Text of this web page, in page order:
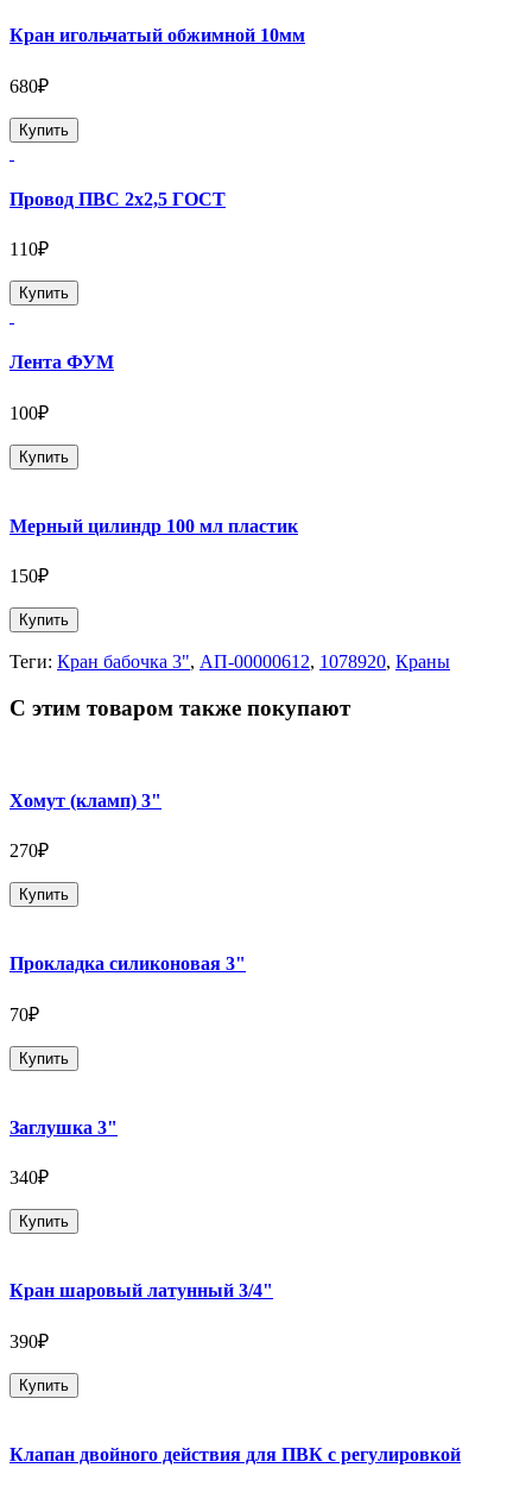
Кран игольчатый обжимной 10мм
680₽
Купить
Провод ПВС 2х2,5 ГОСТ
110₽
Купить
Лента ФУМ
100₽
Купить
Мерный цилиндр 100 мл пластик
150₽
Купить
Теги: Кран бабочка 3", АП-00000612, 1078920, Краны
С этим товаром также покупают
Хомут (кламп) 3"
270₽
Купить
Прокладка силиконовая 3"
70₽
Купить
Заглушка 3"
340₽
Купить
Кран шаровый латунный 3/4"
390₽
Купить
Клапан двойного действия для ПВК с регулировкой